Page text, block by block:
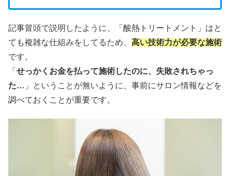
記事冒頭で説明したように、「酸熱トリートメント」はと
ても複雑な仕組みをしてるため、 高い技術力が必要な施術
です。
「 せっかくお金を払って施術したのに、失敗されちゃっ
た… 」ということが無いように、事前にサロン情報などを
調べておくことが重要です。